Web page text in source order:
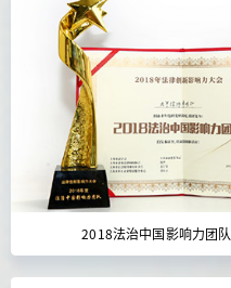
2018法治中国影响力团队